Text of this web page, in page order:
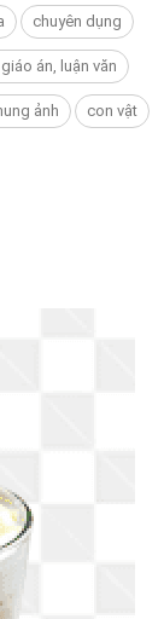
chuyên dụng
án, luận văn
ảnh con vật